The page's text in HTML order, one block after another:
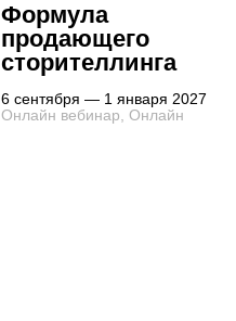
Формула
продающего
сторителлинга
6 сентября — 1 января 2027
Онлайн вебинар, Онлайн